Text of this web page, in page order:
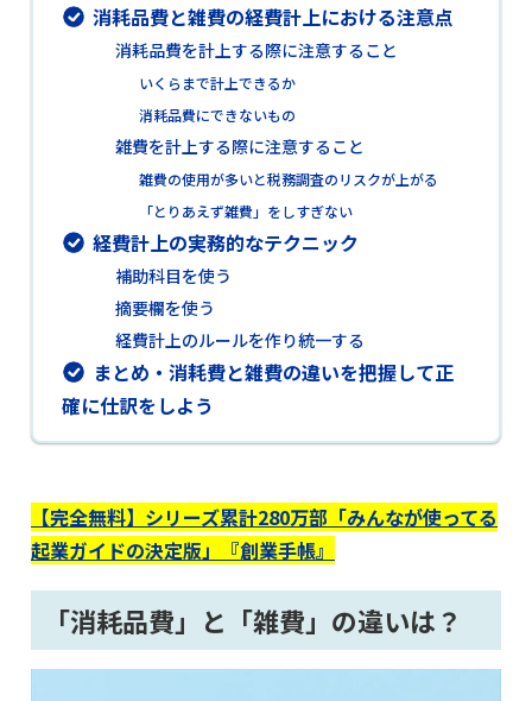
消耗品費と雑費の経費計上における注意点
消耗品費を計上する際に注意すること
いくらまで計上できるか
消耗品費にできないもの
雑費を計上する際に注意すること
雑費の使用が多いと税務調査のリスクが上がる
「とりあえず雑費」をしすぎない
経費計上の実務的なテクニック
補助科目を使う
摘要欄を使う
経費計上のルールを作り統一する
まとめ・消耗費と雑費の違いを把握して正
確に仕訳をしよう
【完全無料】シリーズ累計280万部「みんなが使ってる
起業ガイドの決定版」『創業手帳』
「消耗品費」と「雑費」の違いは？